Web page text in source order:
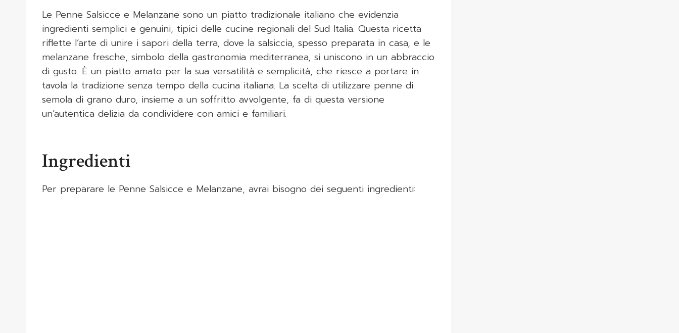
Le Penne Salsicce e Melanzane sono un piatto tradizionale italiano che evidenzia
ingredienti semplici e genuini, tipici delle cucine regionali del Sud Italia. Questa ricetta
riflette l’arte di unire i sapori della terra, dove la salsiccia, spesso preparata in casa, e le
melanzane fresche, simbolo della gastronomia mediterranea, si uniscono in un abbraccio
di gusto. È un piatto amato per la sua versatilità e semplicità, che riesce a portare in
tavola la tradizione senza tempo della cucina italiana. La scelta di utilizzare penne di
semola di grano duro, insieme a un soffritto avvolgente, fa di questa versione
un’autentica delizia da condividere con amici e familiari.
Ingredienti
Per preparare le Penne Salsicce e Melanzane, avrai bisogno dei seguenti ingredienti: